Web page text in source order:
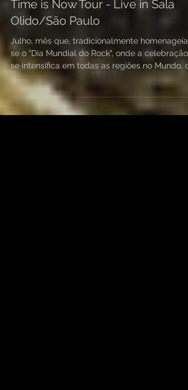
Time is Now Tour - Live in Sala
Olido/São Paulo
Julho, mês que, tradicionalmente homenageia
se o "Dia Mundial do Rock", onde a celebração
se intensifica em todas as regiões no Mundo,